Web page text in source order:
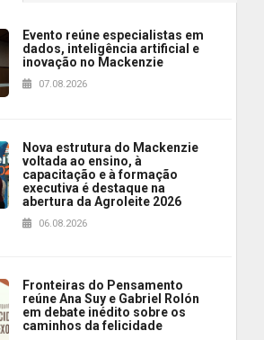
Evento reúne especialistas em
dados, inteligência artificial e
inovação no Mackenzie
07.08.2026
Nova estrutura do Mackenzie
voltada ao ensino, à
capacitação e à formação
executiva é destaque na
abertura da Agroleite 2026
06.08.2026
Fronteiras do Pensamento
reúne Ana Suy e Gabriel Rolón
em debate inédito sobre os
caminhos da felicidade